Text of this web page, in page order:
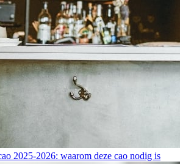
2025-2026: waarom deze cao nodig is